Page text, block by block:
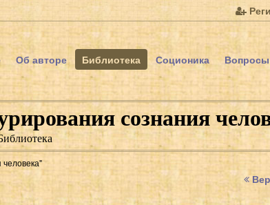
Об авторе Библиотека Соционика
сознания